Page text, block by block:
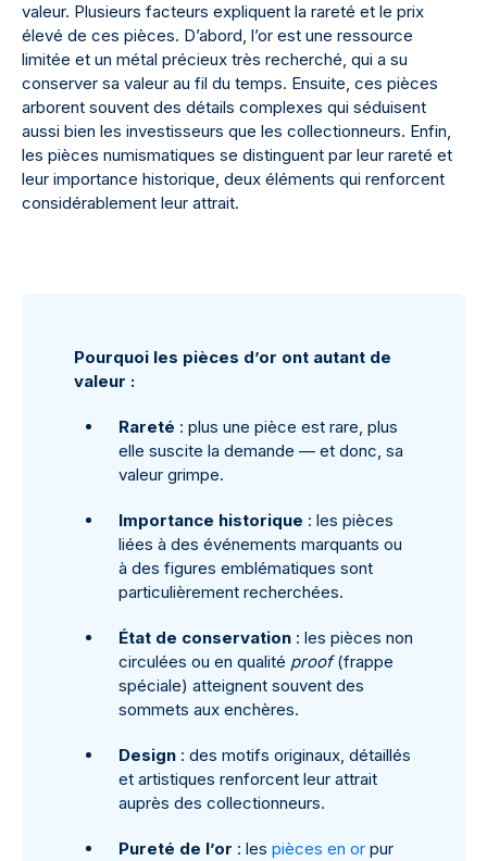
valeur. Plusieurs facteurs expliquent la rareté et le prix
élevé de ces pièces. D’abord, l’or est une ressource
limitée et un métal précieux très recherché, qui a su
conserver sa valeur au fil du temps. Ensuite, ces pièces
arborent souvent des détails complexes qui séduisent
aussi bien les investisseurs que les collectionneurs. Enfin,
les pièces numismatiques se distinguent par leur rareté et
leur importance historique, deux éléments qui renforcent
considérablement leur attrait.
Pourquoi les pièces d’or ont autant de
valeur :
Rareté : plus une pièce est rare, plus
elle suscite la demande — et donc, sa
valeur grimpe.
Importance historique : les pièces
liées à des événements marquants ou
à des figures emblématiques sont
particulièrement recherchées.
État de conservation : les pièces non
circulées ou en qualité proof(frappe
spéciale) atteignent souvent des
sommets aux enchères.
Design : des motifs originaux, détaillés
et artistiques renforcent leur attrait
auprès des collectionneurs.
Pureté de l’or : les pièces en or pur